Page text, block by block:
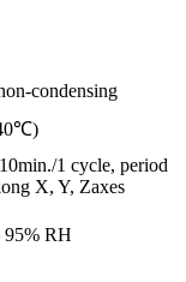
condensing
1 cycle, period
X, Y, Zaxes
95% RH